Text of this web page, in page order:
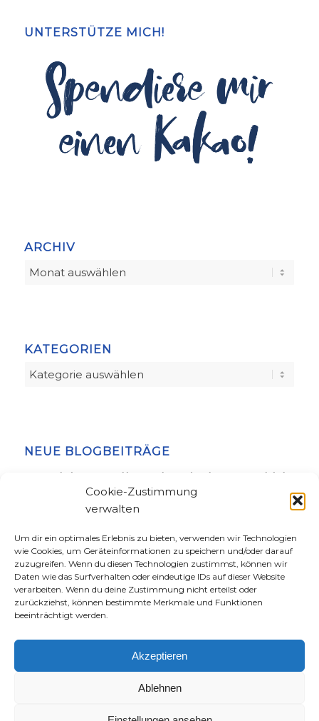
Cookie-Zustimmung
verwalten
Um dir ein optimales Erlebnis zu bieten, verwenden wir Technologien
wie Cookies, um Geräteinformationen zu speichern und/oder darauf
zuzugreifen. Wenn du diesen Technologien zustimmst, können wir
Daten wie das Surfverhalten oder eindeutige IDs auf dieser Website
verarbeiten. Wenn du deine Zustimmung nicht erteilst oder
zurückziehst, können bestimmte Merkmale und Funktionen
beeinträchtigt werden.
Akzeptieren
Ablehnen
UNTERSTÜTZE MICH!
ARCHIV
KATEGORIEN
Kategorien
NEUE BLOGBEITRÄGE
Warum ich als Ex-AfD-Wählerin & Christin das Christentum gefährlicher
finde als den Islam 22. Juli 2026
Warum ich als Feministin Jesus cool finde – Part 3
Warum ich als Feministin Jesus cool finde – Part 2 2. Juli 2026
Warum ich als Feministin Jesus cool finde – Part 1 28. Juni 2026
Wie aus meinem Community-Treffen plötzlich ein Protest gegen radikale
Christ:innen wurde
WAS SUCHST DU?